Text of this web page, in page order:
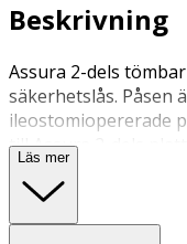
Beskrivning
Assura 2-dels
säkerhetslås. Påsen
ileostomiopererade
till Assura 2-dels
Läs mer